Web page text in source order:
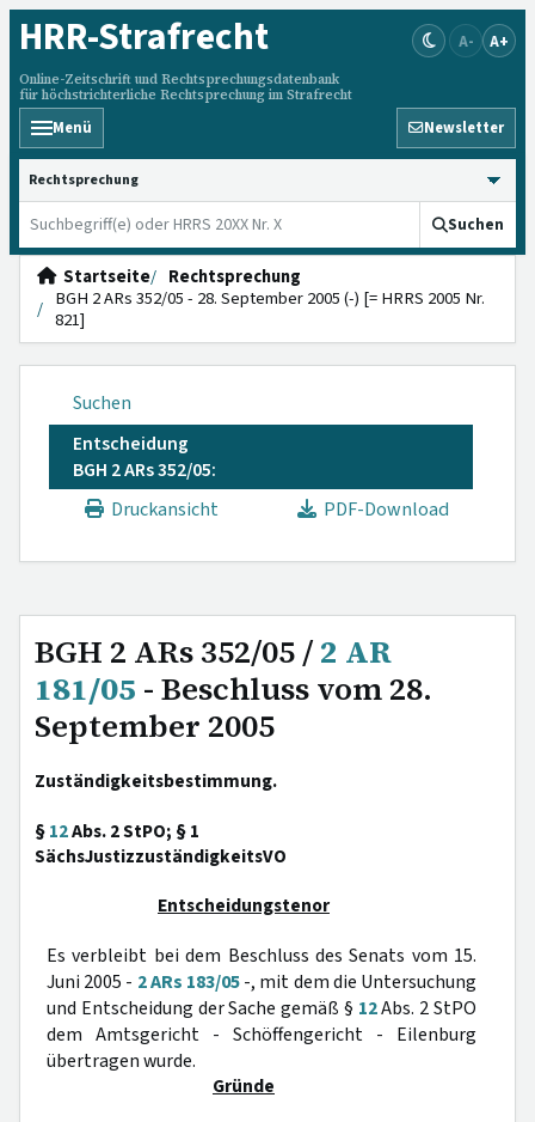
HRR-Strafrecht
Online-Zeitschrift und Rechtsprechungsdatenbank
für höchstrichterliche Rechtsprechung im Strafrecht
A- A+
Menü Newsletter
HRRS durchsuchen
Suchen
Startseite
Rechtsprechung
BGH 2 ARs 352/05 - 28. September 2005 (-) [= HRRS 2005 Nr.
821]
Suchen
Entscheidung
BGH 2 ARs 352/05:
Druckansicht
PDF-Download
BGH 2 ARs 352/05 /2 AR
181/05 - Beschluss vom 28.
September 2005
Zuständigkeitsbestimmung.
§12Abs. 2 StPO; § 1
SächsJustizzuständigkeitsVO
Entscheidungstenor
Es verbleibt bei dem Beschluss des Senats vom 15.
Juni 2005 - 2 ARs 183/05-, mit dem die Untersuchung
und Entscheidung der Sache gemäß § 12Abs. 2 StPO
dem Amtsgericht - Schöffengericht - Eilenburg
übertragen wurde.
Gründe